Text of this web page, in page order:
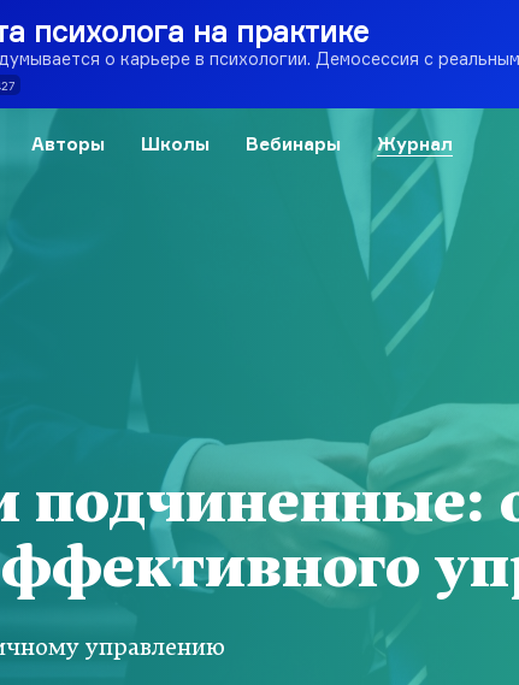
психолога на практике
о карьере в психологии. Демосессия с
Авторы Школы Вебинары Журнал
подчиненные:
управлению